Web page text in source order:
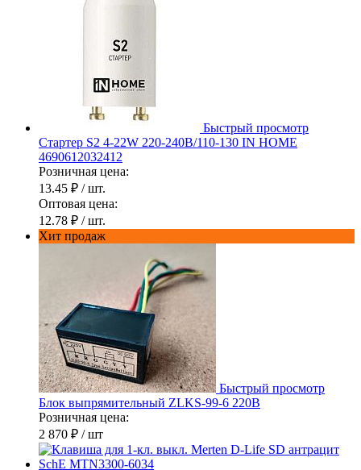
Быстрый просмотр
Стартер S2 4-22W 220-240В/110-130 IN HOME
4690612032412
Розничная цена:
13.45 ₽ / шт.
Оптовая цена:
12.78 ₽ / шт.
Хит продаж
Быстрый просмотр
Блок выпрямительный ZLKS-99-6 220В
Розничная цена:
2 870 ₽ / шт